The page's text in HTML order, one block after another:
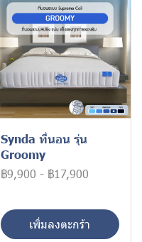
Synda ที่นอน รุ่น
Groomy
฿9,900 - ฿17,900
เพิ่มลงตะกร้า